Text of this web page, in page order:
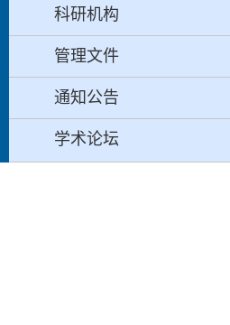
科研机构
管理文件
通知公告
学术论坛